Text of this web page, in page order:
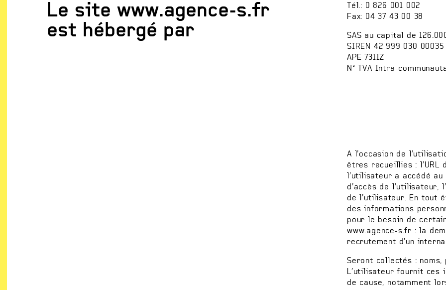
Le site www.agence-s.fr
est hébergé par
Tél.: 0 826 001 002
Fax: 04 37 43 00 38
SAS au capital de
SIREN 42 999 030 00035
APE 7311Z
N° TVA Intra-
A l’occasion de
êtres recueillies : l’URL
l’utilisateur a accédé
d’accès de l’utilisateur,
de l’utilisateur. En tout
des informations
pour le besoin de
www.agence-s.fr : la
recrutement d’un
Seront collectés : noms,
L’utilisateur fournit ces
de cause, notamment